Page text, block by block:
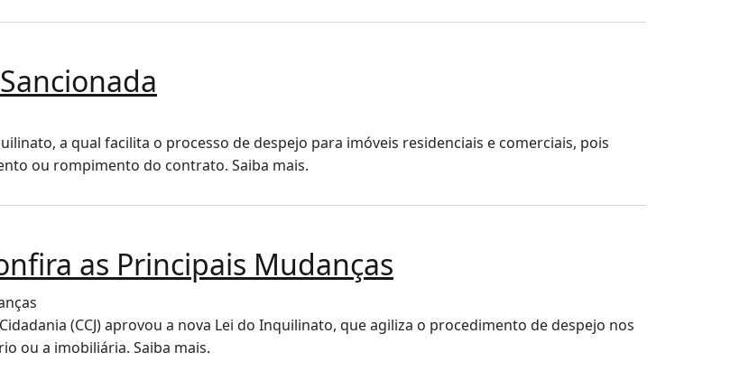
a qual facilita o processo de despejo para imóveis residenciais e comerciais, pois
ou rompimento do contrato. Saiba mais.
as Principais Mudanças
(CCJ) aprovou a nova Lei do Inquilinato, que agiliza o procedimento de despejo nos
ou a imobiliária. Saiba mais.